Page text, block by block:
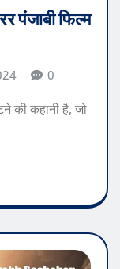
पंजाबी फिल्म
0
की कहानी है, जो